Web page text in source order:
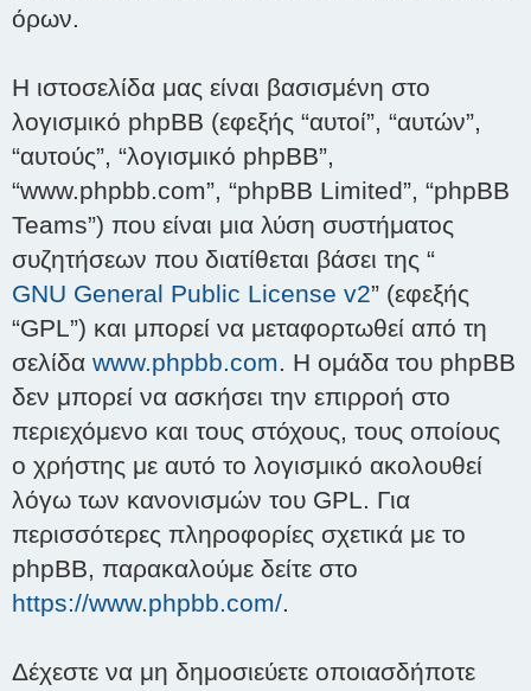
όρων.
Η ιστοσελίδα μας είναι βασισμένη στο
λογισμικό phpBB (εφεξής “αυτοί”, “αυτών”,
“αυτούς”, “λογισμικό phpBB”,
“www.phpbb.com”, “phpBB Limited”, “phpBB
Teams”) που είναι μια λύση συστήματος
συζητήσεων που διατίθεται βάσει της “
GNU General Public License v2” (εφεξής
“GPL”) και μπορεί να μεταφορτωθεί από τη
σελίδα www.phpbb.com. Η ομάδα του phpBB
δεν μπορεί να ασκήσει την επιρροή στο
περιεχόμενο και τους στόχους, τους οποίους
ο χρήστης με αυτό το λογισμικό ακολουθεί
λόγω των κανονισμών του GPL. Για
περισσότερες πληροφορίες σχετικά με το
phpBB, παρακαλούμε δείτε στο
https://www.phpbb.com/.
Δέχεστε να μη δημοσιεύετε οποιασδήποτε